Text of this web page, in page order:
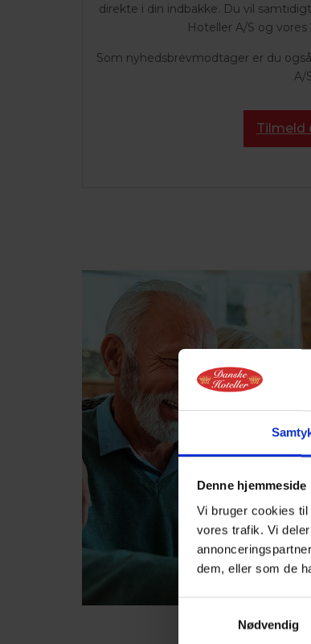
Denne
Vi bruger cookies
vores trafik. Vi
dem, eller som de
Samtykkevalg
Nødvendig
direkte i din indbakke. Du vil
Hoteller A/S og
Som nyhedsbrevmodtager er du
A/
Tilmeld